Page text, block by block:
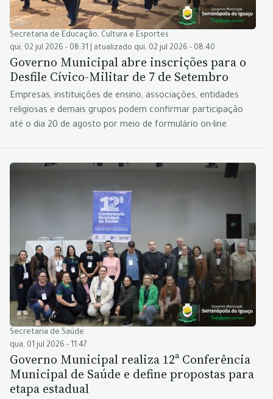
Secretaria de Educação, Cultura e Esportes
qui, 02 jul 2026 - 08:31 | atualizado qui, 02 jul 2026 - 08:40
Governo Municipal abre inscrições para o
Desfile Cívico-Militar de 7 de Setembro
Empresas, instituições de ensino, associações, entidades
religiosas e demais grupos podem confirmar participação
até o dia 20 de agosto por meio de formulário on-line
Secretaria de Saúde
qua, 01 jul 2026 - 11:47
Governo Municipal realiza 12ª Conferência
Municipal de Saúde e define propostas para
etapa estadual